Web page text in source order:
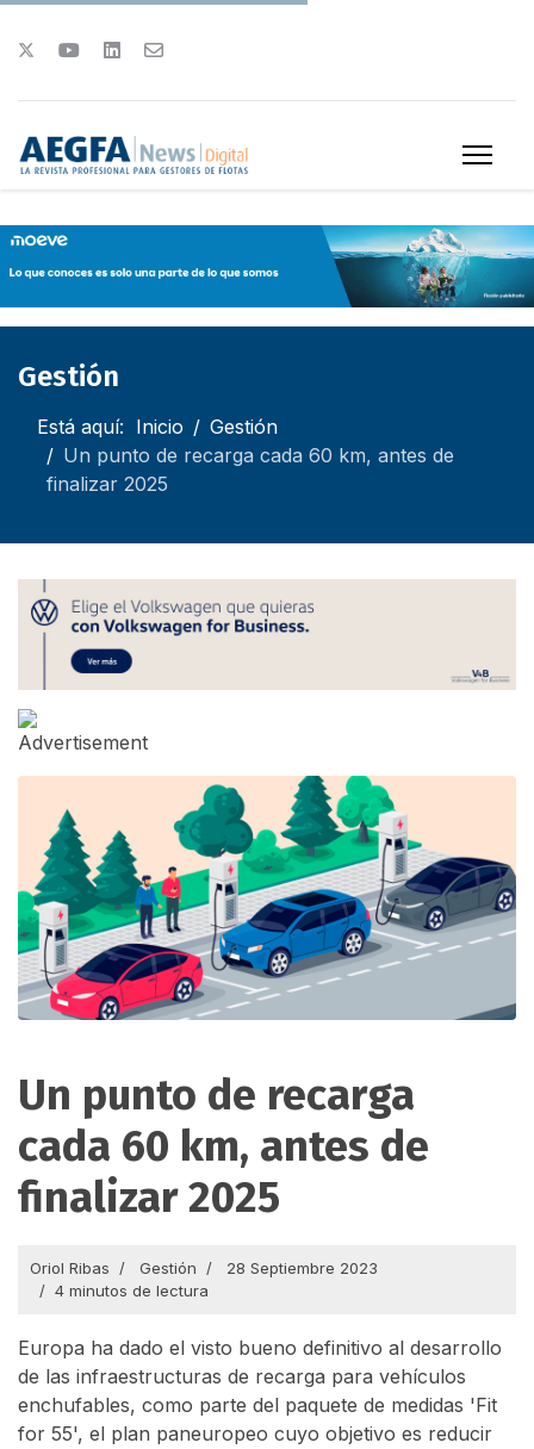
Gestión
Está aquí: Inicio
Gestión
Un punto de recarga cada 60 km, antes de
finalizar 2025
Un punto de recarga
cada 60 km, antes de
finalizar 2025
Oriol Ribas Gestión
28 Septiembre 2023
4 minutos de lectura
Europa ha dado el visto bueno definitivo al desarrollo
de las infraestructuras de recarga para vehículos
enchufables, como parte del paquete de medidas 'Fit
for 55', el plan paneuropeo cuyo objetivo es reducir